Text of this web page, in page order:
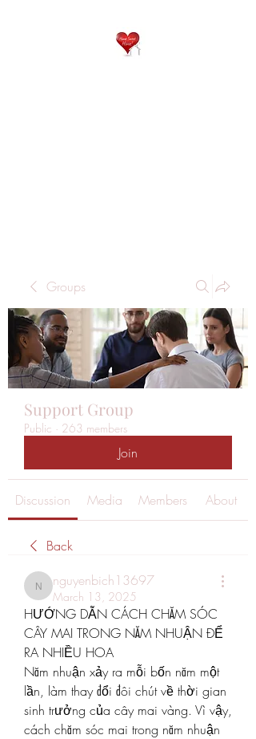
Groups
Support Group
Public · 263 members
Join
Discussion Media Members About
Back
nguyenbich13697
nguyenbich13697
March 13, 2025
HƯỚNG DẪN CÁCH CHĂM SÓC
CÂY MAI TRONG NĂM NHUẬN ĐỂ
RA NHIỀU HOA
Năm nhuận xảy ra mỗi bốn năm một
lần, làm thay đổi đôi chút về thời gian
sinh trưởng của cây mai vàng. Vì vậy,
cách chăm sóc mai trong năm nhuận